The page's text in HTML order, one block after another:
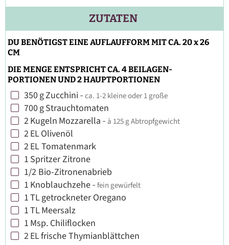
ZUTATEN
DU BENÖTIGST EINE AUFLAUFFORM MIT CA. 20 x 26
CM
DIE MENGE ENTSPRICHT CA. 4 BEILAGEN-
PORTIONEN UND 2 HAUPTPORTIONEN
▢
350gZucchini - ca. 1-2 kleine oder 1 große
▢
700gStrauchtomaten
▢
2Kugeln Mozzarella - à 125 g Abtropfgewicht
▢
2ELOlivenöl
▢
2ELTomatenmark
▢
1 Spritzer Zitrone
▢
1/2 Bio-Zitronenabrieb
▢
1 Knoblauchzehe - fein gewürfelt
▢
1TLgetrockneter Oregano
▢
1TLMeersalz
▢
1 Msp. Chiliflocken
▢
2ELfrische Thymianblättchen